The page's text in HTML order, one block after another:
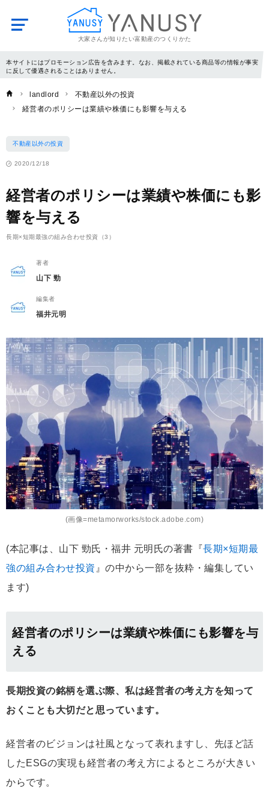
大家さんが知りたい富動産のつくりかた
YANUSY
本サイトにはプロモーション広告を含みます。なお、掲載されている商品等の情報が事実
に反して優遇されることはありません。
landlord
不動産以外の投資
経営者のポリシーは業績や株価にも影響を与える
不動産以外の投資
2020/12/18
経営者のポリシーは業績や株価にも影
響を与える
長期×短期最強の組み合わせ投資（3）
著者
山下 勁
編集者
福井元明
(画像=metamorworks/stock.adobe.com)
(本記事は、山下 勁氏・福井 元明氏の著書『長期×短期最
強の組み合わせ投資 』の中から一部を抜粋・編集してい
ます)
経営者のポリシーは業績や株価にも影響を与
える
長期投資の銘柄を選ぶ際、私は経営者の考え方を知って
おくことも大切だと思っています。
経営者のビジョンは社風となって表れますし、先ほど話
したESGの実現も経営者の考え方によるところが大きい
からです。